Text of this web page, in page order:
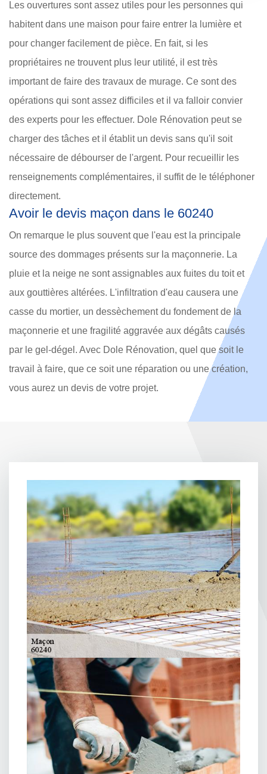
Les ouvertures sont assez utiles pour les personnes qui
habitent dans une maison pour faire entrer la lumière et
pour changer facilement de pièce. En fait, si les
propriétaires ne trouvent plus leur utilité, il est très
important de faire des travaux de murage. Ce sont des
opérations qui sont assez difficiles et il va falloir convier
des experts pour les effectuer. Dole Rénovation peut se
charger des tâches et il établit un devis sans qu'il soit
nécessaire de débourser de l'argent. Pour recueillir les
renseignements complémentaires, il suffit de le téléphoner
directement.
Avoir le devis maçon dans le 60240
On remarque le plus souvent que l'eau est la principale
source des dommages présents sur la maçonnerie. La
pluie et la neige ne sont assignables aux fuites du toit et
aux gouttières altérées. L'infiltration d'eau causera une
casse du mortier, un dessèchement du fondement de la
maçonnerie et une fragilité aggravée aux dégâts causés
par le gel-dégel. Avec Dole Rénovation, quel que soit le
travail à faire, que ce soit une réparation ou une création,
vous aurez un devis de votre projet.